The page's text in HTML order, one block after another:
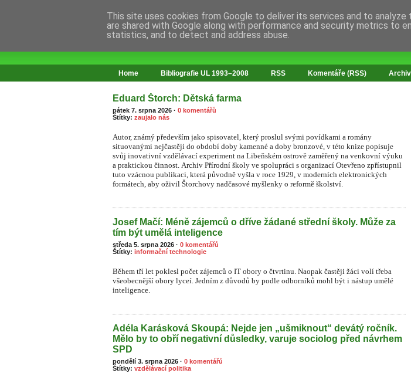
Home Bibliografie UL 1993–2008 RSS Komentáře (RSS) Archiv
Eduard Štorch: Dětská farma
pátek 7. srpna 2026 · 0 komentářů
Štítky: zaujalo nás
Autor, známý především jako spisovatel, který proslul svými povídkami a romány
situovanými nejčastěji do období doby kamenné a doby bronzové, v této knize popisuje
svůj inovativní vzdělávací experiment na Libeňském ostrově zaměřený na venkovní výuku
a praktickou činnost. Archiv Přírodní školy ve spolupráci s organizací Otevřeno zpřístupnil
tuto vzácnou publikaci, která původně vyšla v roce 1929, v moderních elektronických
formátech, aby oživil Štorchovy nadčasové myšlenky o reformě školství.
Josef Mačí: Méně zájemců o dříve žádané střední školy. Může za
tím být umělá inteligence
středa 5. srpna 2026 · 0 komentářů
Štítky: informační technologie
Během tří let poklesl počet zájemců o IT obory o čtvrtinu. Naopak častěji žáci volí třeba
všeobecnější obory lyceí. Jedním z důvodů by podle odborníků mohl být i nástup umělé
inteligence.
Adéla Karásková Skoupá: Nejde jen „ušmiknout“ devátý ročník.
Mělo by to obří negativní důsledky, varuje sociolog před návrhem
SPD
pondělí 3. srpna 2026 · 0 komentářů
Štítky: vzdělávací politika
This site uses cookies from Google to deliver its services and to analyze
are shared with Google along with performance and security metrics to
statistics, and to detect and address abuse.